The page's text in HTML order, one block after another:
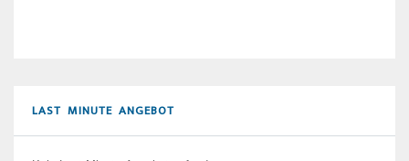
LAST MINUTE ANGEBOT